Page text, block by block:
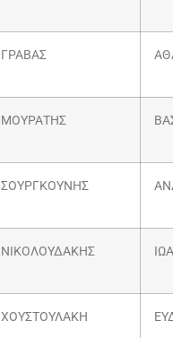
ΓΡΑΒΑΣ
ΜΟΥΡΑΤΗΣ
ΣΟΥΡΓΚΟΥΝΗΣ
ΝΙΚΟΛΟΥΔΑΚΗΣ
ΧΟΥΣΤΟΥΛΑΚΗ